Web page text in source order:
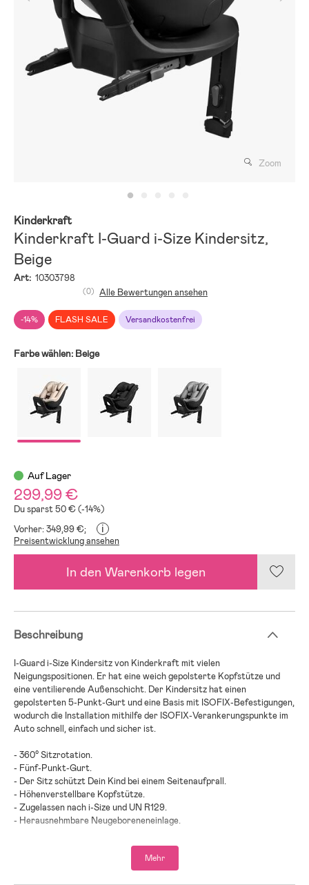
Zoom
Kinderkraft
Kinderkraft I-Guard i-Size Kindersitz,
Beige
Art: 10303798
-14% FLASH SALE Versandkostenfrei
(0) Alle Bewertungen ansehen
Farbe wählen: Beige
Auf Lager
299,99 €
Du sparst 50 € (-14%)
Vorher: 349,99 €;
i
Preisentwicklung ansehen
In den Warenkorb legen
Beschreibung
I-Guard i-Size Kindersitz von Kinderkraft mit vielen
Neigungspositionen. Er hat eine weich gepolsterte Kopfstütze und
eine ventilierende Außenschicht. Der Kindersitz hat einen
gepolsterten 5-Punkt-Gurt und eine Basis mit ISOFIX-Befestigungen,
wodurch die Installation mithilfe der ISOFIX-Verankerungspunkte im
Auto schnell, einfach und sicher ist.
- 360° Sitzrotation.
- Fünf-Punkt-Gurt.
- Der Sitz schützt Dein Kind bei einem Seitenaufprall.
- Höhenverstellbare Kopfstütze.
- Zugelassen nach i-Size und UN R129.
- Herausnehmbare Neugeboreneneinlage.
- Altersempfehlung: ab Geburt bis 4 Jahre.
Mehr